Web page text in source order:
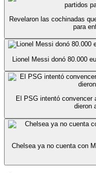
Revelaron las cochinadas
para
Lionel Messi donó 80.000
El PSG intentó convencer
dieron
Chelsea ya no cuenta con